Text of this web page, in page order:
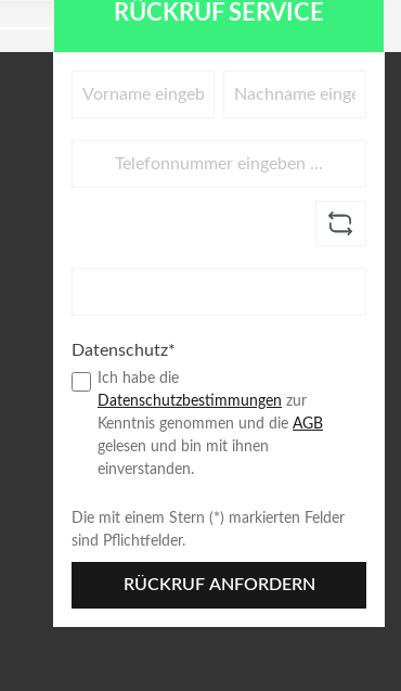
RÜCKRUF SERVICE
Datenschutz*
Ich habe die
Datenschutzbestimmungen zur
Kenntnis genommen und die AGB
gelesen und bin mit ihnen
einverstanden.
Die mit einem Stern (*) markierten Felder
sind Pflichtfelder.
RÜCKRUF ANFORDERN